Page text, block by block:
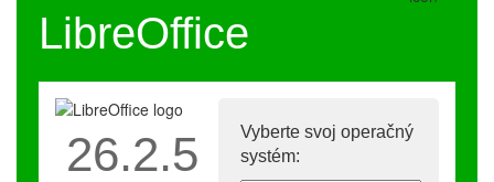
LibreOffice
Vyberte svoj operačný
systém:
26.2.5